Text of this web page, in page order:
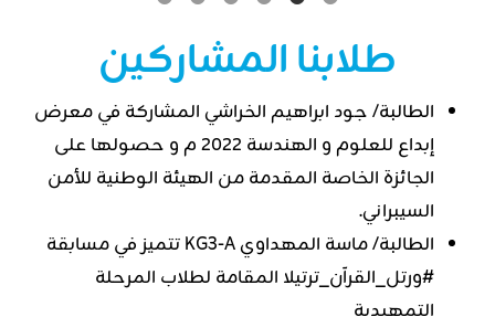
طلابنا المشاركين
الطالبة/ جود ابراهيم الخراشي المشاركة في معرض
إبداع للعلوم و الهندسة ٢٠٢٢ م و حصولها على
الجائزة الخاصة المقدمة من الهيئة الوطنية للأمن
السيبراني.
الطالبة/ ماسة المهداوي KG3-A تتميز في مسابقة
#ورتل_القرآن_ترتيلا المقامة لطلاب المرحلة